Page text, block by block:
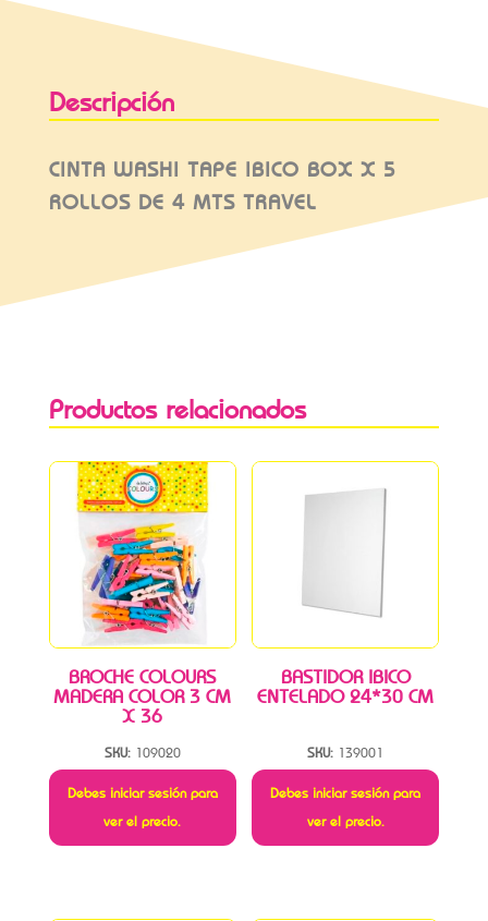
Descripción
CINTA WASHI TAPE IBICO BOX X 5
ROLLOS DE 4 MTS TRAVEL
Productos relacionados
BROCHE COLOURS
MADERA COLOR 3 CM
X 36
SKU: 109020
Debes iniciar sesión para
ver el precio.
BASTIDOR IBICO
ENTELADO 24*30 CM
SKU: 139001
Debes iniciar sesión para
ver el precio.